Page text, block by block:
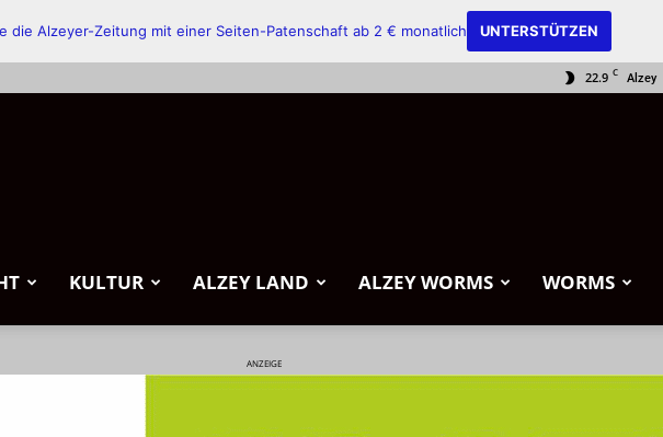
22.9 C Alzey
KULTUR ALZEY LAND ALZEY WORMS WORMS
ANZEIGE
die Alzeyer-Zeitung mit einer Seiten-Patenschaft ab 2 € monatlich UNTERSTÜTZEN